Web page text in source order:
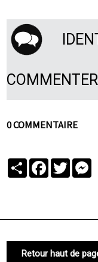
COMMENTER
0 COMMENTAIRE
PartagerFacebook
Twitter
Retour haut de